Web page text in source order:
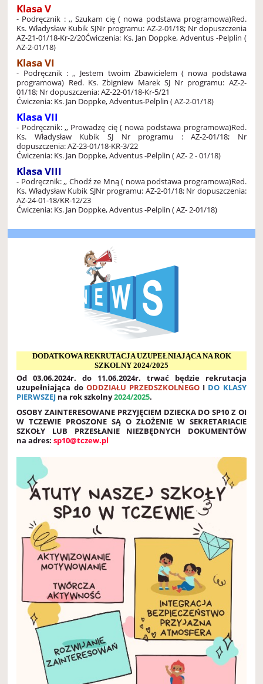
Klasa V
- Podręcznik : ,, Szukam cię ( nowa podstawa programowa)Red.
Ks. Władysław Kubik SJNr programu: AZ-2-01/18; Nr dopuszczenia
AZ-21-01/18-Kr-2/20Ćwiczenia: Ks. Jan Doppke, Adventus -Pelplin (
AZ-2-01/18)
Klasa VI
- Podręcznik : ,, Jestem twoim Zbawicielem ( nowa podstawa
programowa) Red. Ks. Zbigniew Marek SJ Nr programu: AZ-2-
01/18; Nr dopuszczenia: AZ-22-01/18-Kr-5/21
Ćwiczenia: Ks. Jan Doppke, Adventus-Pelplin ( AZ-2-01/18)
Klasa VII
- Podręcznik: ,, Prowadzę cię ( nowa podstawa programowa)Red.
Ks. Władysław Kubik SJ Nr programu : AZ-2-01/18; Nr
dopuszczenia: AZ-23-01/18-KR-3/22
Ćwiczenia: Ks. Jan Doppke, Adventus -Pelplin ( AZ- 2 - 01/18)
Klasa VIII
- Podręcznik: ,, Chodź ze Mną ( nowa podstawa programowa)Red.
Ks. Władysław Kubik SJNr programu: AZ-2-01/18; Nr dopuszczenia:
AZ-24-01-18/KR-12/23
Ćwiczenia: Ks. Jan Doppke, Adventus -Pelplin ( AZ- 2-01/18)
DODATKOWA REKRUTACJA UZUPEŁNIAJĄCA NA ROK
SZKOLNY 2024/2025
Od 03.06.2024r. do 11.06.2024r. trwać będzie rekrutacja
uzupełniająca do ODDZIAŁU PRZEDSZKOLNEGO I DO KLASY
PIERWSZEJ na rok szkolny2024/2025.
OSOBY ZAINTERESOWANE PRZYJĘCIEM DZIECKA DO SP10 Z OI
W TCZEWIE PROSZONE SĄ O ZŁOŻENIE W SEKRETARIACIE
SZKOŁY LUB PRZESŁANIE NIEZBĘDNYCH DOKUMENTÓW
na adres:sp10@tczew.pl